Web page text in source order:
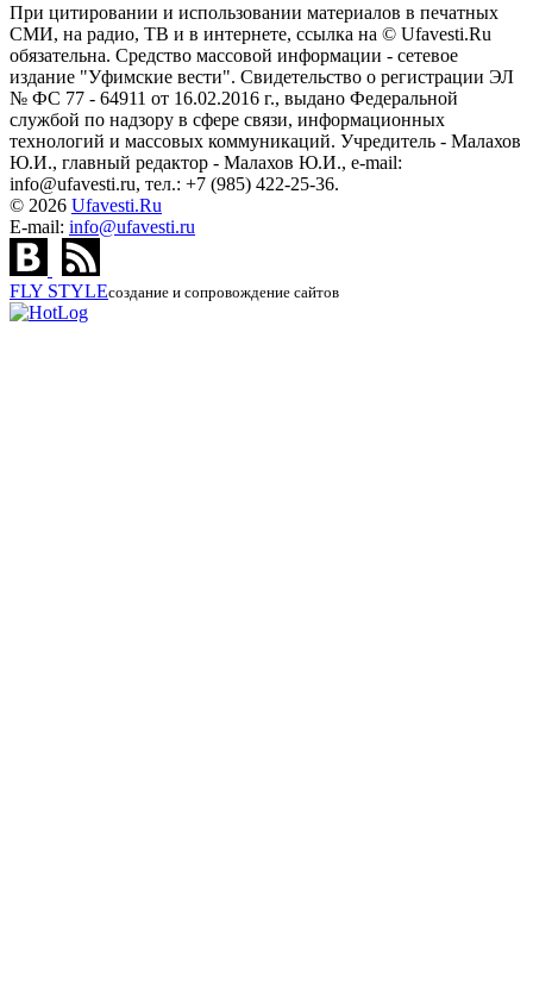
При цитировании и использовании материалов в печатных
СМИ, на радио, ТВ и в интернете, ссылка на © Ufavesti.Ru
обязательна. Средство массовой информации - сетевое
издание "Уфимские вести". Свидетельство о регистрации ЭЛ
№ ФС 77 - 64911 от 16.02.2016 г., выдано Федеральной
службой по надзору в сфере связи, информационных
технологий и массовых коммуникаций. Учредитель - Малахов
Ю.И., главный редактор - Малахов Ю.И., e-mail:
info@ufavesti.ru, тел.: +7 (985) 422-25-36.
© 2026 Ufavesti.Ru
E-mail: info@ufavesti.ru
FLY STYLEсоздание и сопровождение сайтов